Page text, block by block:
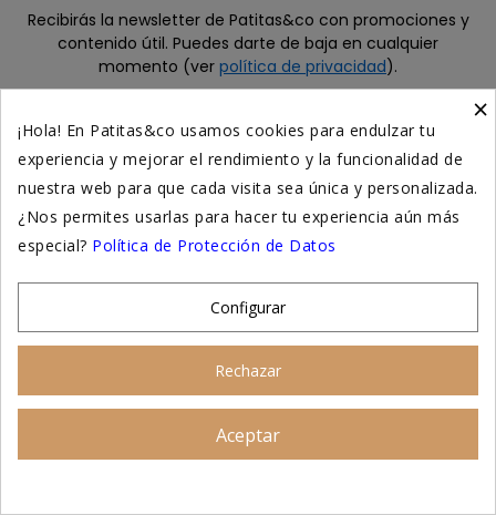
Recibirás la newsletter de Patitas&co con promociones y
contenido útil. Puedes darte de baja en cualquier
momento (ver política de privacidad).
Tiendas físicas enCalle Fuencarral 156 (Madrid),Calle de
Narváez 27 (Madrid)y enwww.patitasco.com
Alimentación perros
Asesoramiento personalizado
×
¡Hola! En Patitas&co usamos cookies para endulzar tu
experiencia y mejorar el rendimiento y la funcionalidad de
nuestra web para que cada visita sea única y personalizada.
¿Nos permites usarlas para hacer tu experiencia aún más
especial? Política de Protección de Datos
Configurar
Rechazar
Aceptar